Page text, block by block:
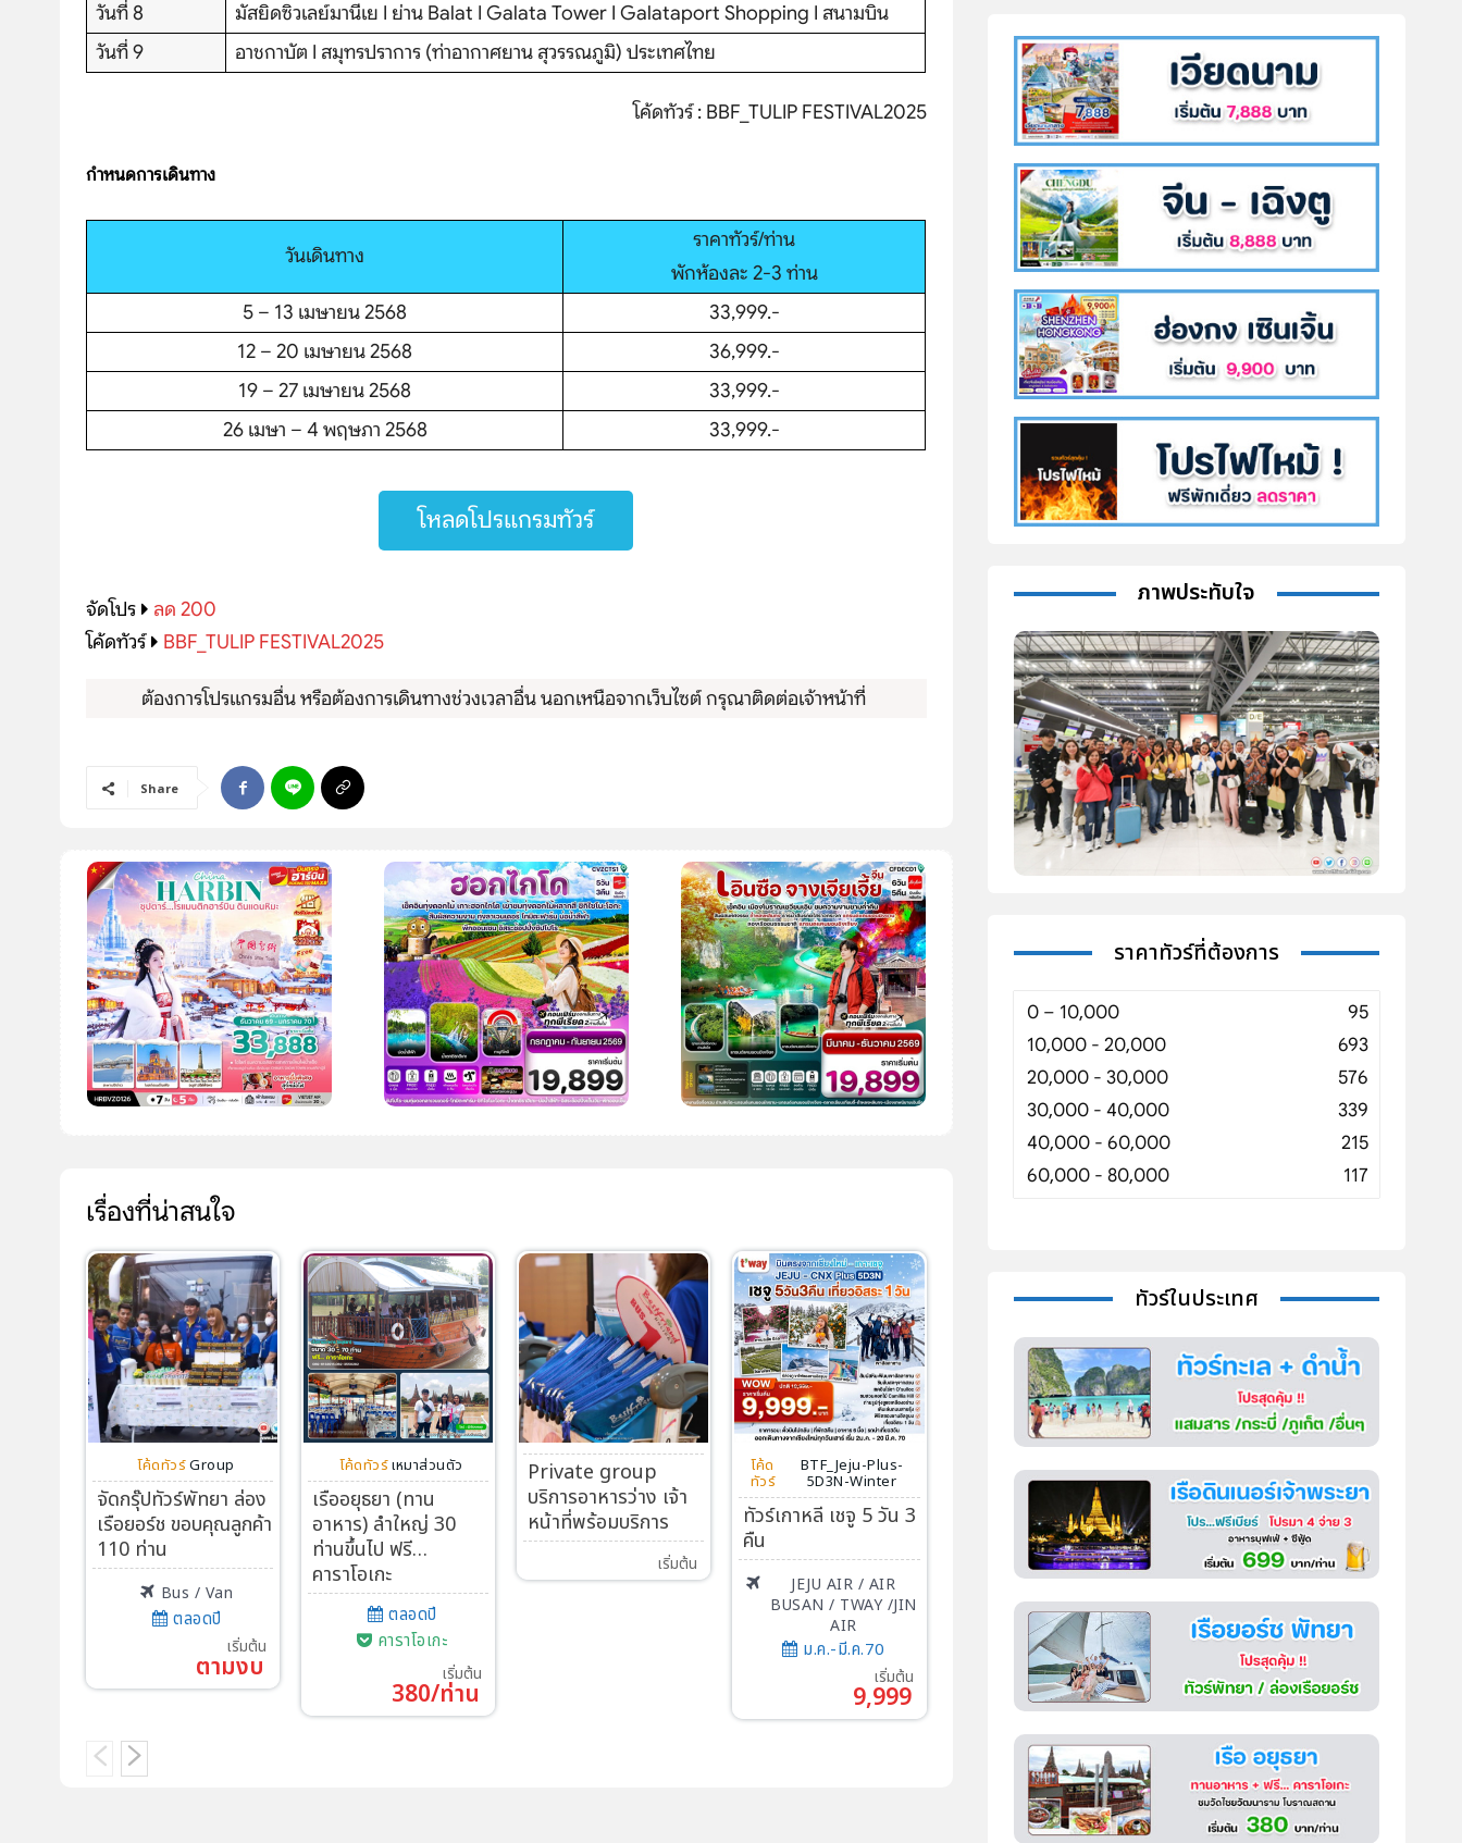
บริษัทเบสเฟรนด์ ฮอลิเดย์
เส้นทางที่ต้องการ
หน้าแรก
จัดกรุ๊ปต่างประเทศ
ทัวร์ในประเทศ
บริการอื่นๆ
วันที่ 8
มัสยิดซิวเลย์มานีเย I ย่าน Balat I Galata Tower I Galataport Shopping I สนามบิน
วันที่ 9
อาชกาบัต I สมุทรปราการ (ท่าอากาศยาน สุวรรณภูมิ) ประเทศไทย
โค้ดทัวร์ : BBF_TULIP FESTIVAL2025
กำหนดการเดินทาง
วันเดินทาง
ราคาทัวร์/ท่าน
พักห้องละ 2-3 ท่าน
5 – 13 เมษายน 2568
33,999.-
12 – 20 เมษายน 2568
36,999.-
19 – 27 เมษายน 2568
33,999.-
26 เมษา – 4 พฤษภา 2568
33,999.-
โหลดโปรแกรมทัวร์
จัดโปร
ลด 200
โค้ดทัวร์
BBF_TULIP FESTIVAL2025
ต้องการโปรแกรมอื่น หรือต้องการเดินทางช่วงเวลาอื่น นอกเหนือจากเว็บไซต์ กรุณาติดต่อเจ้าหน้าที่
Share
เรื่องที่น่าสนใจ
โค้ดทัวร์ Group
จัดกรุ๊ปทัวร์พัทยา ล่อง
เรือยอร์ช ขอบคุณลูกค้า
110 ท่าน
Bus / Van
ตลอดปี
เริ่มต้น
ตามงบ
โค้ดทัวร์ เหมาส่วนตัว
เรืออยุธยา (ทาน
อาหาร) ลำใหญ่ 30
ท่านขึ้นไป ฟรี…
คาราโอเกะ
ตลอดปี
คาราโอเกะ
เริ่มต้น
380/ท่าน
Private group
บริการอาหารว่าง เจ้า
หน้าที่พร้อมบริการ
เริ่มต้น
โค้ด
ทัวร์
BTF_Jeju-Plus-
5D3N-Winter
ทัวร์เกาหลี เชจู 5 วัน 3
คืน
JEJU AIR / AIR
BUSAN / TWAY /JIN
AIR
ม.ค.-มี.ค.70
เริ่มต้น
9,999
ภาพประทับใจ
ราคาทัวร์ที่ต้องการ
0 – 10,000
95
10,000 - 20,000
693
20,000 - 30,000
576
30,000 - 40,000
339
40,000 - 60,000
215
60,000 - 80,000
117
ทัวร์ในประเทศ